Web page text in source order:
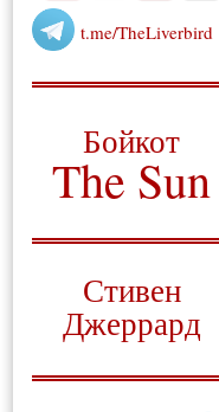
t.me/TheLiverbird
Бойкот
The Sun
Стивен
Джеррард